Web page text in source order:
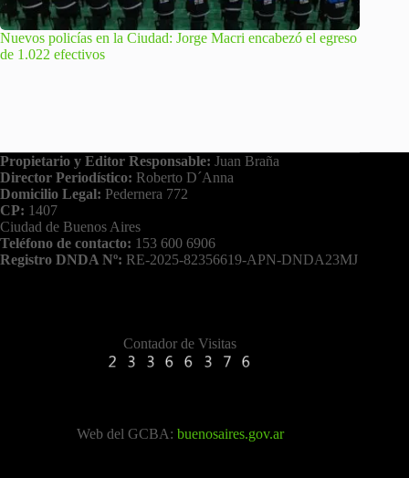
Nuevos policías en la Ciudad: Jorge Macri encabezó el egreso
de 1.022 efectivos
Propietario y Editor Responsable: Juan Braña
Director Periodístico: Roberto D´Anna
Domicilio Legal: Pedernera 772
CP: 1407
Ciudad de Buenos Aires
Teléfono de contacto: 153 600 6906
Registro DNDA Nº: RE-2025-82356619-APN-DNDA23MJ
Contador de Visitas
Web del GCBA: buenosaires.gov.ar